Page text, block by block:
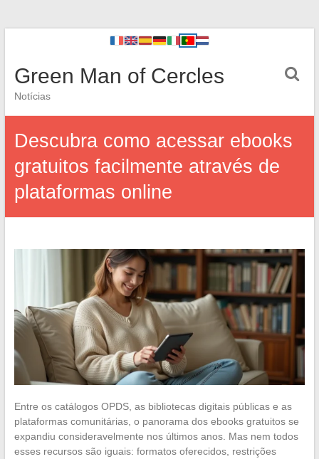
Green Man of Cercles
Notícias
Descubra como acessar ebooks
gratuitos facilmente através de
plataformas online
Entre os catálogos OPDS, as bibliotecas digitais públicas e as
plataformas comunitárias, o panorama dos ebooks gratuitos se
expandiu consideravelmente nos últimos anos. Mas nem todos
esses recursos são iguais: formatos oferecidos, restrições